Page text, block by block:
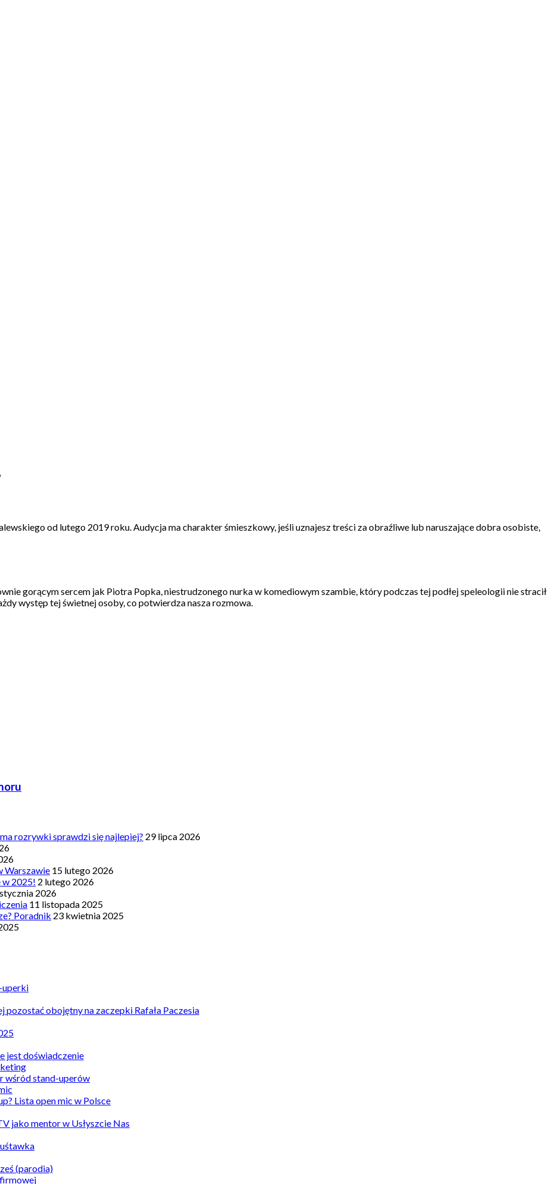
od lutego 2019 roku. Audycja ma charakter śmieszkowy, jeśli uznajesz treści za obraźliwe lub naruszające dobra osobiste,
gorącym sercem jak Piotra Popka, niestrudzonego nurka w komediowym szambie, który podczas tej podłej speleologii nie stracił
występ tej świetnej osoby, co potwierdza nasza rozmowa.
rozrywki sprawdzi się najlepiej? 29 lipca 2026
Warszawie 15 lutego 2026
w 2025! 2 lutego 2026
2026
11 listopada 2025
Poradnik 23 kwietnia 2025
uperki
pozostać obojętny na zaczepki Rafała Paczesia
jest doświadczenie
wśród stand-uperów
Lista open mic w Polsce
jako mentor w Usłyszcie Nas
(parodia)